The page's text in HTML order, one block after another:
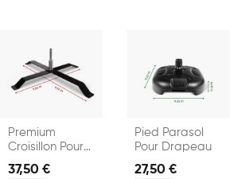
Premium
Croisillon Pour
37,50 €
Pied Parasol
Pour Drapeau
27,50 €